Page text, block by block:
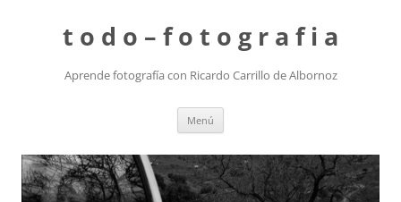
t o d o – f o t o g r a f i a
Aprende fotografía con Ricardo Carrillo de Albornoz
Menú